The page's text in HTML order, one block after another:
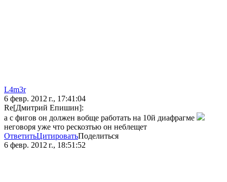
L4m3r
6 февр. 2012 г., 17:41:04
Re[Дмитрий Епишин]:
а с фигов он должен вобще работать на 10й диафрагме
неговоря уже что рескозтью он неблещет
ОтветитьЦитироватьПоделиться
6 февр. 2012 г., 18:51:52